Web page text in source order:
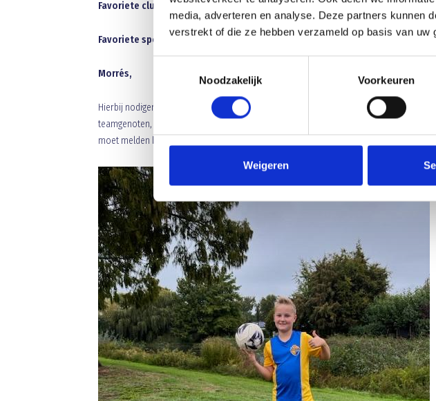
media, adverteren en analyse. Deze partners kunnen
verstrekt of die ze hebben verzameld op basis van uw
Noodzakelijk
Voorkeuren
Weigeren
Favoriete clubs: Real Madrid
Favoriete speler:Cristiano Ronald
Morrés,
Hierbij nodigen wij jou uit om a.s. zaterdag pupil van de week te zijn bij ons
teamgenoten, broertjes en zusjes en opa’s en oma’s van harte welkom. Je wordt om
moet melden bij de businessclub.